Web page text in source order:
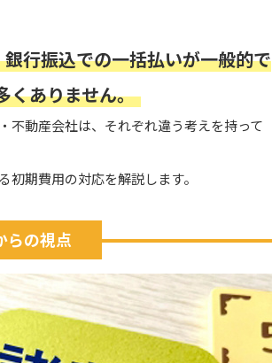
銀行振込での一括払いが一般的で
くありません。
不動産会社は、それぞれ違う考えを持って
初期費用の対応を解説します。
らの視点